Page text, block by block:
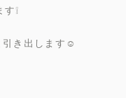
❕
引き出します☺️